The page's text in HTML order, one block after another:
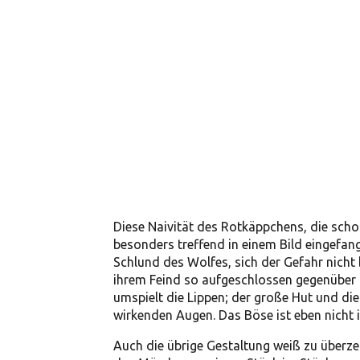
Diese Naivität des Rotkäppchens, die
besonders treffend in einem Bild
Schlund des Wolfes, sich der Gefahr
ihrem Feind so aufgeschlossen
umspielt die Lippen; der große Hut und
wirkenden Augen. Das Böse ist eben nicht
Auch die übrige Gestaltung weiß zu